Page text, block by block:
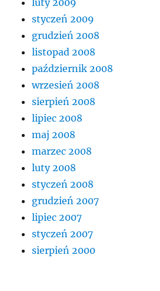
luty 2009
styczeń 2009
grudzień 2008
listopad 2008
październik 2008
wrzesień 2008
sierpień 2008
lipiec 2008
maj 2008
marzec 2008
luty 2008
styczeń 2008
grudzień 2007
lipiec 2007
styczeń 2007
sierpień 2000